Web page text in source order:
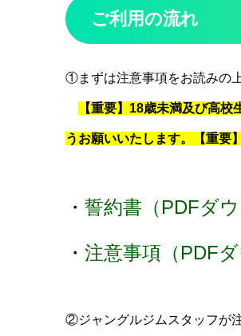
ご利用の流れ
①まずは注意事項をお読みの
【重要】18歳未満及び高
うお願いいたします。【重要】
・ 誓約書（PDFダウ
・ 注意事項（PDFダ
②ジャングルジムスタッフが